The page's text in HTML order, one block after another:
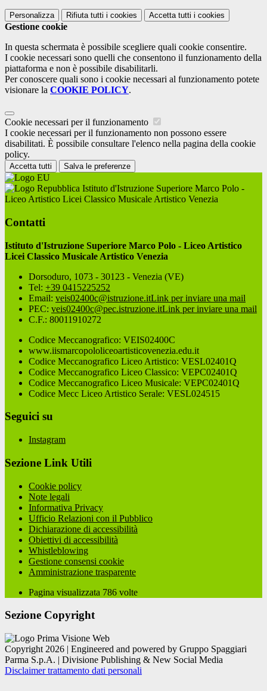
Personalizza Rifiuta tutti i cookies Accetta tutti i cookies
Gestione cookie
In questa schermata è possibile scegliere quali cookie consentire.
I cookie necessari sono quelli che consentono il funzionamento della
piattaforma e non è possibile disabilitarli.
Per conoscere quali sono i cookie necessari al funzionamento potete
visionare la COOKIE POLICY.
Cookie necessari per il funzionamento
I cookie necessari per il funzionamento non possono essere
disabilitati. È possibile consultare l'elenco nella pagina della cookie
policy.
Accetta tutti Salva le preferenze
Istituto d'Istruzione Superiore Marco Polo -
Liceo Artistico Licei Classico Musicale Artistico Venezia
Contatti
Istituto d'Istruzione Superiore Marco Polo - Liceo Artistico
Licei Classico Musicale Artistico Venezia
Dorsoduro, 1073 - 30123 - Venezia (VE)
Tel: +39 0415225252
Email: veis02400c@istruzione.itLink per inviare una mail
PEC: veis02400c@pec.istruzione.itLink per inviare una mail
C.F.: 80011910272
Codice Meccanografico: VEIS02400C
www.iismarcopololiceoartisticovenezia.edu.it
Codice Meccanografico Liceo Artistico: VESL02401Q
Codice Meccanografico Liceo Classico: VEPC02401Q
Codice Meccanografico Liceo Musicale: VEPC02401Q
Codice Mecc Liceo Artistico Serale: VESL024515
Seguici su
Instagram
Sezione Link Utili
Cookie policy
Note legali
Informativa Privacy
Ufficio Relazioni con il Pubblico
Dichiarazione di accessibilità
Obiettivi di accessibilità
Whistleblowing
Gestione consensi cookie
Amministrazione trasparente
Pagina visualizzata 786 volte
Sezione Copyright
Copyright 2026 | Engineered and powered by Gruppo Spaggiari
Parma S.p.A. | Divisione Publishing & New Social Media
Disclaimer trattamento dati personali